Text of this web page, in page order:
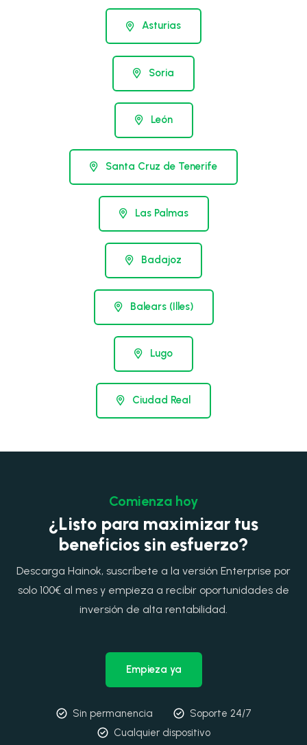
Asturias
Soria
León
Santa Cruz de Tenerife
Las Palmas
Badajoz
Balears (Illes)
Lugo
Ciudad Real
Comienza hoy
¿Listo para maximizar tus
beneficios sin esfuerzo?
Descarga Hainok, suscríbete a la versión Enterprise por
solo 100€ al mes y empieza a recibir oportunidades de
inversión de alta rentabilidad.
Empieza ya
Sin permanencia
Soporte 24/7
Cualquier dispositivo